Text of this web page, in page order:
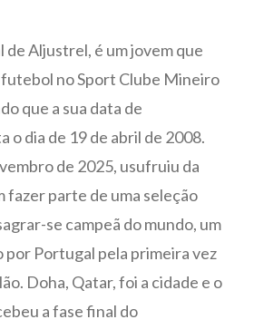
Aljustrel, é um jovem que
no Sport Clube Mineiro
que a sua data de
o dia de 19 de abril de 2008.
de 2025, usufruiu da
fazer parte de uma seleção
se campeã do mundo, um
Portugal pela primeira vez
Doha, Qatar, foi a cidade e o
a fase final do